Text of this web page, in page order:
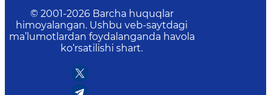
© 2001-2026 Barcha huquqlar
himoyalangan. Ushbu veb-saytdagi
ma’lumotlardan foydalanganda havola
ko‘rsatilishi shart.